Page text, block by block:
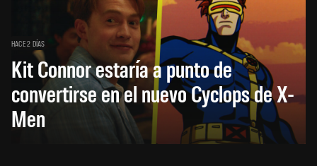
HACE 2 DÍAS
Kit Connor estaría a punto de
convertirse en el nuevo Cyclops de X-
Men